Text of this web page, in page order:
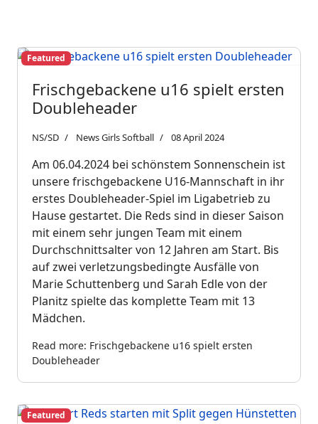
Featured
Frischgebackene u16 spielt ersten
Doubleheader
NS/SD News Girls Softball 08 April 2024
Am 06.04.2024 bei schönstem Sonnenschein ist
unsere frischgebackene U16-Mannschaft in ihr
erstes Doubleheader-Spiel im Ligabetrieb zu
Hause gestartet. Die Reds sind in dieser Saison
mit einem sehr jungen Team mit einem
Durchschnittsalter von 12 Jahren am Start. Bis
auf zwei verletzungsbedingte Ausfälle von
Marie Schuttenberg und Sarah Edle von der
Planitz spielte das komplette Team mit 13
Mädchen.
Read more: Frischgebackene u16 spielt ersten
Doubleheader
Featured